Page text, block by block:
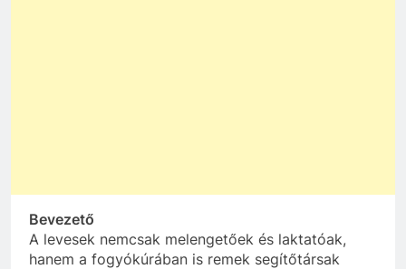
Bevezető
A levesek nemcsak melengetőek és laktatóak,
hanem a fogyókúrában is remek segítőtársak